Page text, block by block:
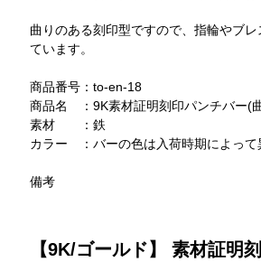
曲りのある刻印型ですので、指輪やブ
ています。
商品番号：to-en-18
商品名 ：9K素材証明刻印パンチバー(
素材 ：鉄
カラー ：バーの色は入荷時期によって
備考
【9K/ゴールド】 素材証明